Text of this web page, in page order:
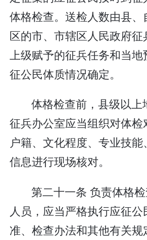
体格检查。送检人数由县、
区的市、市辖区人民政府
上级赋予的征兵任务和当
征公民体质情况确定。
体格检查前，县级以上
征兵办公室应当组织对体检
户籍、文化程度、专业技
信息进行现场核对。
第二十一条 负责体格
人员，应当严格执行应征
准、检查办法和其他有关